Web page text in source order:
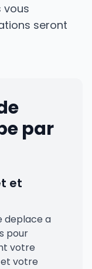
vous
seront
par
et
deplace a
pour
votre
votre